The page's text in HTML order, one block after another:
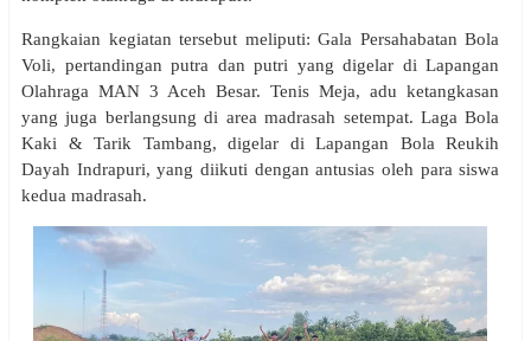
Rangkaian kegiatan tersebut meliputi: Gala Persahabatan Bola
Voli, pertandingan putra dan putri yang digelar di Lapangan
Olahraga MAN 3 Aceh Besar. Tenis Meja, adu ketangkasan
yang juga berlangsung di area madrasah setempat. Laga Bola
Kaki & Tarik Tambang, digelar di Lapangan Bola Reukih
Dayah Indrapuri, yang diikuti dengan antusias oleh para siswa
kedua madrasah.